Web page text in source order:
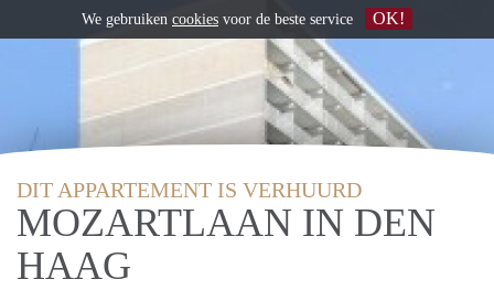
DIT APPARTEMENT IS VERHUURD
MOZARTLAAN IN DEN
HAAG
We gebruiken cookies voor de beste service OK!